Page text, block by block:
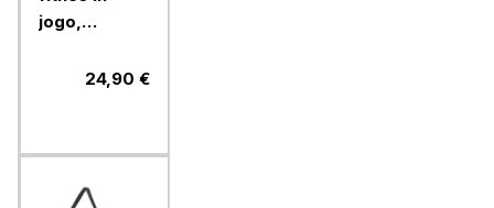
jogo,
Toorx,24,90 €